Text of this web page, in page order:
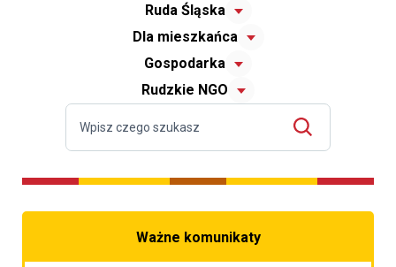
Ruda Śląska
Dla mieszkańca
Gospodarka
Rudzkie NGO
Ważne komunikaty